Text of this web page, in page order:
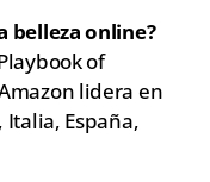
belleza online?
of
lidera en
España,